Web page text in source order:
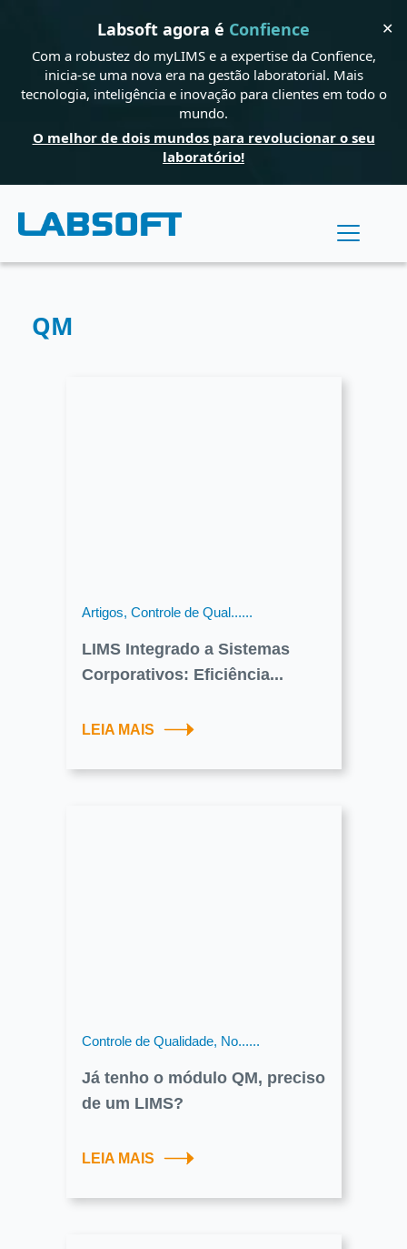
Labsoft agora é Confience
Com a robustez do myLIMS e a expertise da Confience,
inicia-se uma nova era na gestão laboratorial. Mais
tecnologia, inteligência e inovação para clientes em todo o
mundo.
O melhor de dois mundos para revolucionar o seu
laboratório!
✕
QM
Artigos, Controle de Qual......
LIMS Integrado a Sistemas
Corporativos: Eficiência...
LEIA MAIS
Controle de Qualidade, No......
Já tenho o módulo QM, preciso
de um LIMS?
LEIA MAIS